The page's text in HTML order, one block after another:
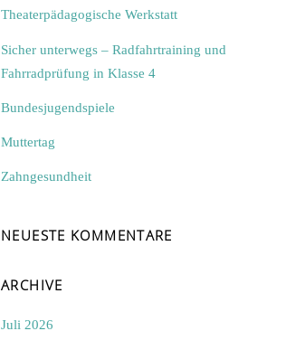
Theaterpädagogische Werkstatt
Sicher unterwegs – Radfahrtraining und
Fahrradprüfung in Klasse 4
Bundesjugendspiele
Muttertag
Zahngesundheit
NEUESTE KOMMENTARE
ARCHIVE
Juli 2026